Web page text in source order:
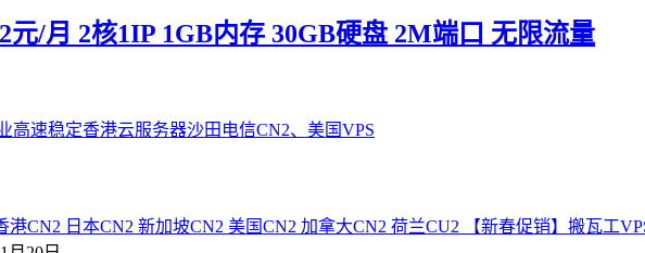
/月 2核1IP 1GB内存 30GB硬盘 2M端口 无限流量
【新春促销】搬瓦工